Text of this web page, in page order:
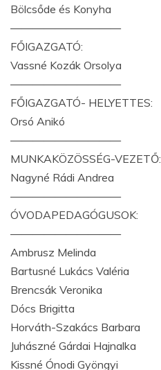
Bölcsőde és Konyha
——————————
FŐIGAZGATÓ:
Vassné Kozák Orsolya
——————————
FŐIGAZGATÓ- HELYETTES:
Orsó Anikó
——————————
MUNKAKÖZÖSSÉG-VEZETŐ:
Nagyné Rádi Andrea
——————————
ÓVODAPEDAGÓGUSOK:
——————————
Ambrusz Melinda
Bartusné Lukács Valéria
Brencsák Veronika
Dócs Brigitta
Horváth-Szakács Barbara
Juhászné Gárdai Hajnalka
Kissné Ónodi Gyöngyi